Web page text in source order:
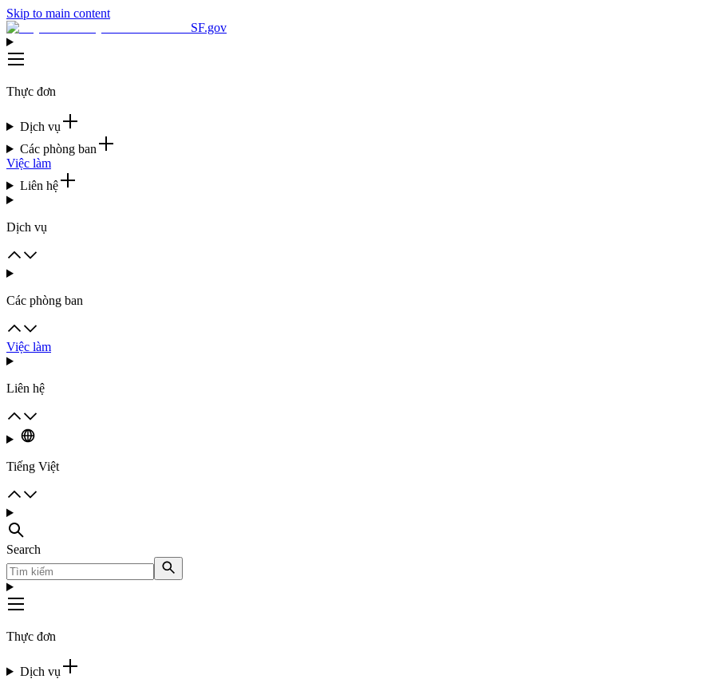
Skip to main content
SF.gov
Thực đơn
Dịch vụ
Các phòng ban
Việc làm
Liên hệ
Dịch vụ
Các phòng ban
Việc làm
Liên hệ
Tiếng Việt
Search
Thực đơn
Dịch vụ